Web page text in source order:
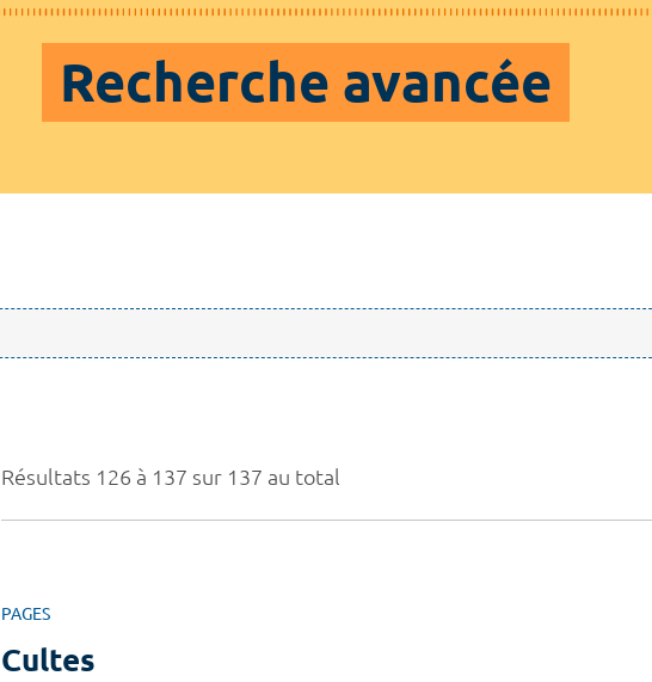
Recherche avancée
Résultats 126 à 137 sur 137 au total
PAGES
Cultes